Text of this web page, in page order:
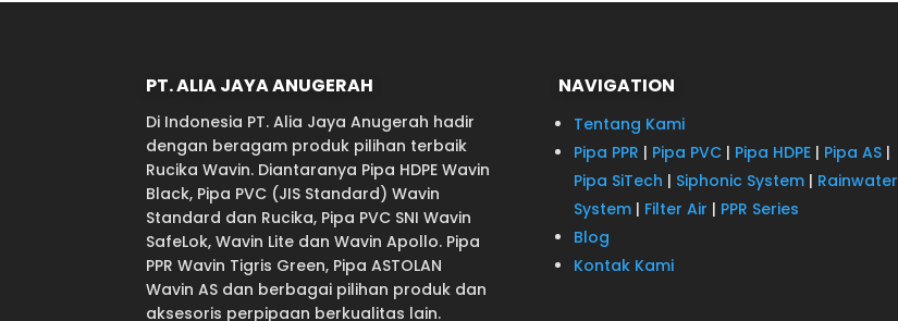
PT. ALIA JAYA ANUGERAH
Di Indonesia PT. Alia Jaya Anugerah hadir
dengan beragam produk pilihan terbaik
Rucika Wavin. Diantaranya Pipa HDPE Wavin
Black, Pipa PVC (JIS Standard) Wavin
Standard dan Rucika, Pipa PVC SNI Wavin
SafeLok, Wavin Lite dan Wavin Apollo. Pipa
PPR Wavin Tigris Green, Pipa ASTOLAN
Wavin AS dan berbagai pilihan produk dan
aksesoris perpipaan berkualitas lain.
NAVIGATION
Tentang Kami
Pipa PPR | Pipa PVC| Pipa HDPE| Pipa AS|
Pipa SiTech | Siphonic System| Rainwater
System| Filter Air | PPR Series
Blog
Kontak Kami